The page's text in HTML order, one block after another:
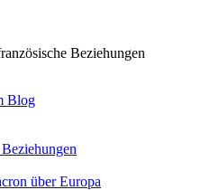
Beziehungen
Blog
über Europa